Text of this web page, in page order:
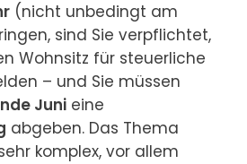
(nicht unbedingt am
sind Sie verpflichtet,
Wohnsitz für steuerliche
– und Sie müssen
Juni
abgeben. Das Thema
komplex, vor allem